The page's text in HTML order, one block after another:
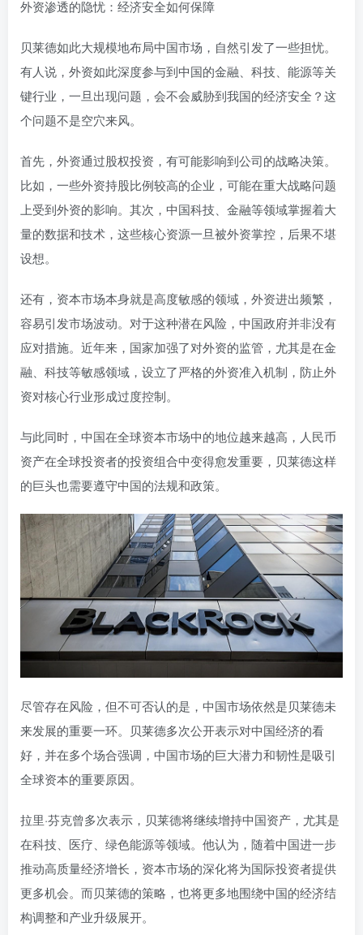
外资渗透的隐忧：经济安全如何保障
贝莱德如此大规模地布局中国市场，自然引发了一些担忧。
有人说，外资如此深度参与到中国的金融、科技、能源等关
键行业，一旦出现问题，会不会威胁到我国的经济安全？这
个问题不是空穴来风。
首先，外资通过股权投资，有可能影响到公司的战略决策。
比如，一些外资持股比例较高的企业，可能在重大战略问题
上受到外资的影响。其次，中国科技、金融等领域掌握着大
量的数据和技术，这些核心资源一旦被外资掌控，后果不堪
设想。
还有，资本市场本身就是高度敏感的领域，外资进出频繁，
容易引发市场波动。对于这种潜在风险，中国政府并非没有
应对措施。近年来，国家加强了对外资的监管，尤其是在金
融、科技等敏感领域，设立了严格的外资准入机制，防止外
资对核心行业形成过度控制。
与此同时，中国在全球资本市场中的地位越来越高，人民币
资产在全球投资者的投资组合中变得愈发重要，贝莱德这样
的巨头也需要遵守中国的法规和政策。
尽管存在风险，但不可否认的是，中国市场依然是贝莱德未
来发展的重要一环。贝莱德多次公开表示对中国经济的看
好，并在多个场合强调，中国市场的巨大潜力和韧性是吸引
全球资本的重要原因。
拉里·芬克曾多次表示，贝莱德将继续增持中国资产，尤其是
在科技、医疗、绿色能源等领域。他认为，随着中国进一步
推动高质量经济增长，资本市场的深化将为国际投资者提供
更多机会。而贝莱德的策略，也将更多地围绕中国的经济结
构调整和产业升级展开。